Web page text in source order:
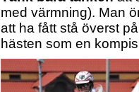
med värmning). Man
att ha fått stå överst
hästen som en